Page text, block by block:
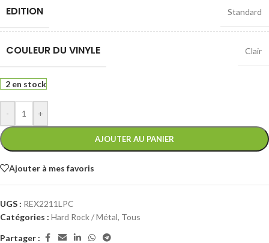
EDITION Standard
COULEUR DU VINYLE Clair
2 en stock
- +
AJOUTER AU PANIER
Ajouter à mes favoris
UGS : REX2211LPC
Catégories : Hard Rock / Métal, Tous
Partager :